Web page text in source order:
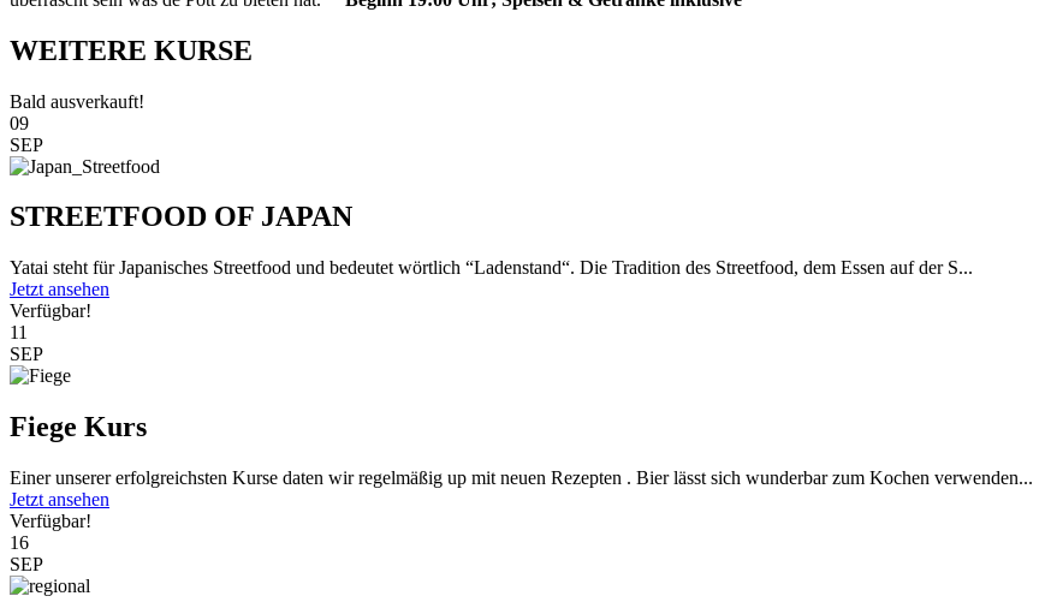
WEITERE KURSE
Bald ausverkauft!
09
SEP
STREETFOOD OF JAPAN
Yatai steht für Japanisches Streetfood und bedeutet wörtlich “Ladenstand“. Die Tradition des Streetfood, dem Essen auf der S...
Jetzt ansehen
Verfügbar!
11
SEP
Fiege Kurs
Einer unserer erfolgreichsten Kurse daten wir regelmäßig up mit neuen Rezepten . Bier lässt sich wunderbar zum Kochen verwenden...
Jetzt ansehen
Verfügbar!
16
SEP